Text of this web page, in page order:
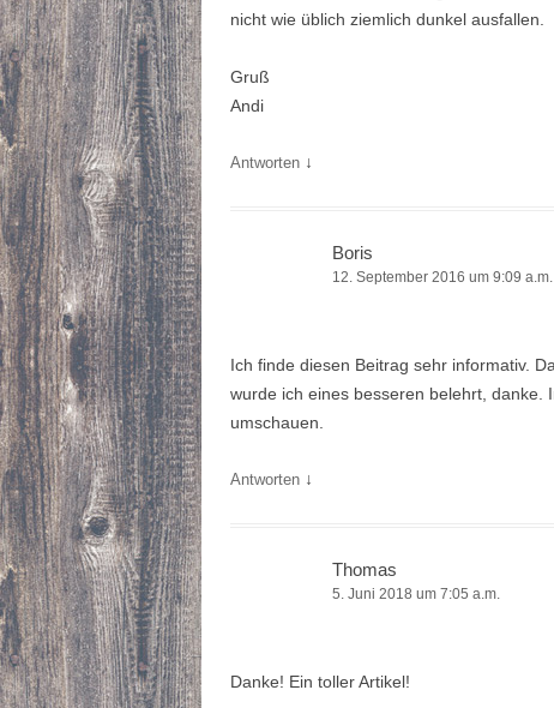
nicht wie üblich ziemlich dunkel ausfallen.
Gruß
Andi
Antworten ↓
Boris
12. September 2016 um 9:09 a.m.
Ich finde diesen Beitrag sehr informativ.
wurde ich eines besseren belehrt, danke.
umschauen.
Antworten ↓
Thomas
5. Juni 2018 um 7:05 a.m.
Danke! Ein toller Artikel!